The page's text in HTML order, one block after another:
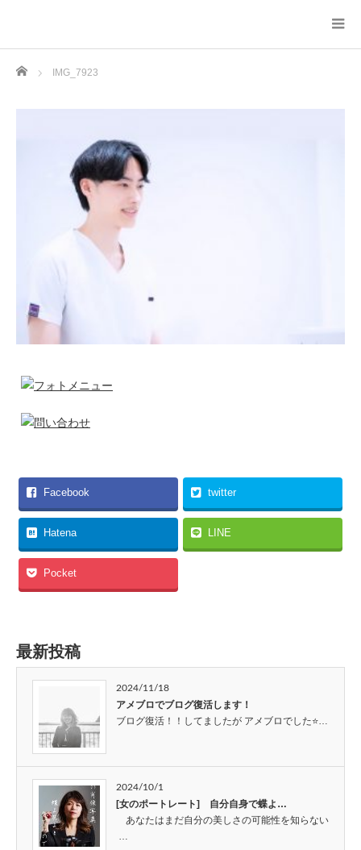
Home IMG_7923
Facebook twitter
Hatena LINE
Pocket
最新投稿
2024/11/18
アメブロでブログ復活します！
ブログ復活！！してましたが アメブロでした⭐…
2024/10/1
[女のポートレート] 自分自身で蝶よ…
あなたはまだ自分の美しさの可能性を知らない
…